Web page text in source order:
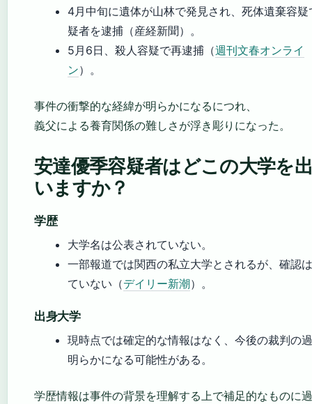
4月中旬に遺体が山林で発見され、死体遺棄容疑
疑者を逮捕（産経新聞）。
5月6日、殺人容疑で再逮捕（週刊文春オンライ
ン）。
事件の衝撃的な経緯が明らかになるにつれ、
義父による養育関係の難しさが浮き彫りになった。
安達優季容疑者はどこの大学を
いますか？
学歴
大学名は公表されていない。
一部報道では関西の私立大学とされるが、確認
ていない（デイリー新潮）。
出身大学
現時点では確定的な情報はなく、今後の裁判の
明らかになる可能性がある。
学歴情報は事件の背景を理解する上で補足的なものに